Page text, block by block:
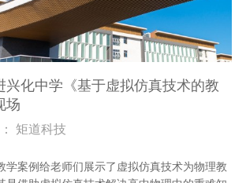
兴化中学《基于虚拟仿真技术的教
场
矩道科技
学案例给老师们展示了虚拟仿真技术为物理教